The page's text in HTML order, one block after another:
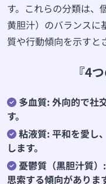
す。これらの分類は、
黄胆汁）のバランスに
質や行動傾向を示すと
『4
多血質: 外向的で社
す。
粘液質: 平和を愛し
します。
憂鬱質（黒胆汁質
思索する傾向がありま